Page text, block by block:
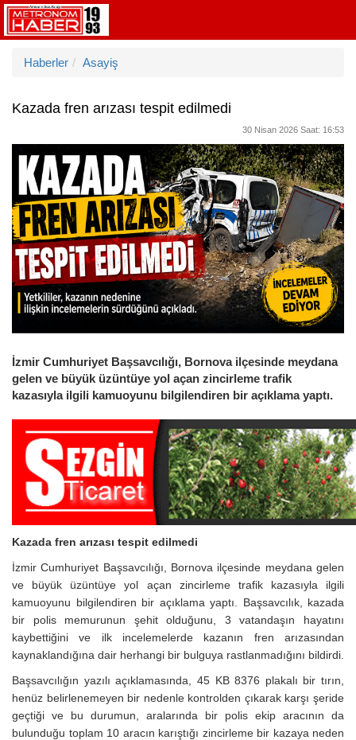
Haberler Asayiş
Kazada fren arızası tespit edilmedi
30 Nisan 2026 Saat: 16:53
İzmir Cumhuriyet Başsavcılığı, Bornova ilçesinde meydana
gelen ve büyük üzüntüye yol açan zincirleme trafik
kazasıyla ilgili kamuoyunu bilgilendiren bir açıklama yaptı.
Kazada fren arızası tespit edilmedi
İzmir Cumhuriyet Başsavcılığı, Bornova ilçesinde meydana gelen
ve büyük üzüntüye yol açan zincirleme trafik kazasıyla ilgili
kamuoyunu bilgilendiren bir açıklama yaptı. Başsavcılık, kazada
bir polis memurunun şehit olduğunu, 3 vatandaşın hayatını
kaybettiğini ve ilk incelemelerde kazanın fren arızasından
kaynaklandığına dair herhangi bir bulguya rastlanmadığını bildirdi.
Başsavcılığın yazılı açıklamasında, 45 KB 8376 plakalı bir tırın,
henüz belirlenemeyen bir nedenle kontrolden çıkarak karşı şeride
geçtiği ve bu durumun, aralarında bir polis ekip aracının da
bulunduğu toplam 10 aracın karıştığı zincirleme bir kazaya neden